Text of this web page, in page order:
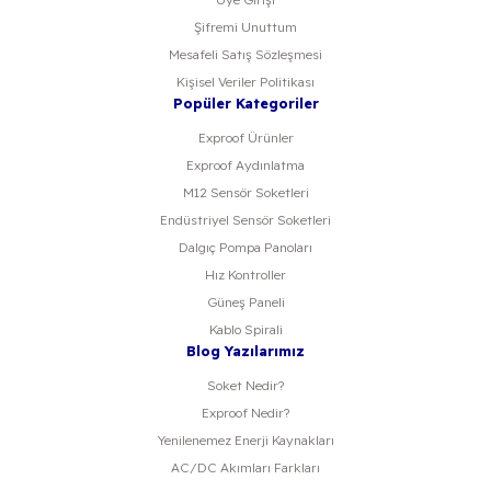
Şifremi Unuttum
Mesafeli Satış Sözleşmesi
Kişisel Veriler Politikası
Popüler Kategoriler
Exproof Ürünler
Exproof Aydınlatma
M12 Sensör Soketleri
Endüstriyel Sensör Soketleri
Dalgıç Pompa Panoları
Hız Kontroller
Güneş Paneli
Kablo Spirali
Blog Yazılarımız
Soket Nedir?
Exproof Nedir?
Yenilenemez Enerji Kaynakları
AC/DC Akımları Farkları